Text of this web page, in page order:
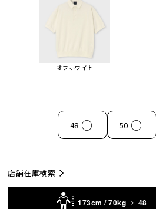
オフホワイト
48 ○ 50 ○
店舗在庫検索
173cm / 70kg 48